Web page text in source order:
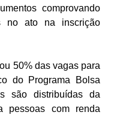
estadual para dia 05
candidatura de
comprovando
no ato na inscrição
50% das vagas para
do Programa Bolsa
são distribuídas da
pessoas com renda